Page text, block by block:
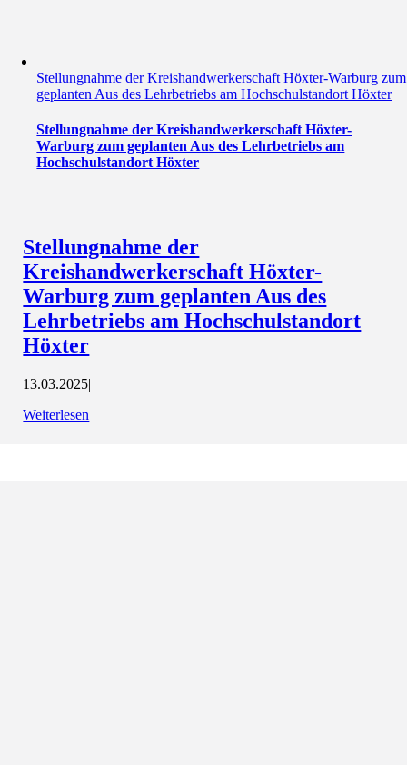
Stellungnahme der Kreishandwerkerschaft Höxter-Warburg zum
geplanten Aus des Lehrbetriebs am Hochschulstandort Höxter
Stellungnahme der Kreishandwerkerschaft Höxter-
Warburg zum geplanten Aus des Lehrbetriebs am
Hochschulstandort Höxter
Stellungnahme der
Kreishandwerkerschaft Höxter-
Warburg zum geplanten Aus des
Lehrbetriebs am Hochschulstandort
Höxter
13.03.2025|
Weiterlesen